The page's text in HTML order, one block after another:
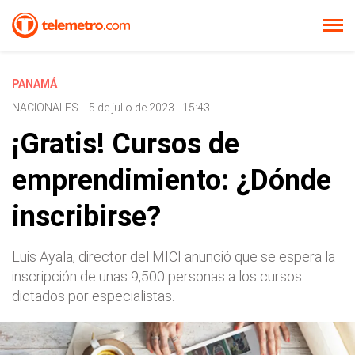
PANAMÁ
NACIONALES - 5 de julio de 2023 - 15:43
¡Gratis! Cursos de
emprendimiento: ¿Dónde
inscribirse?
Luis Ayala, director del MICI anunció que se espera la
inscripción de unas 9,500 personas a los cursos
dictados por especialistas.